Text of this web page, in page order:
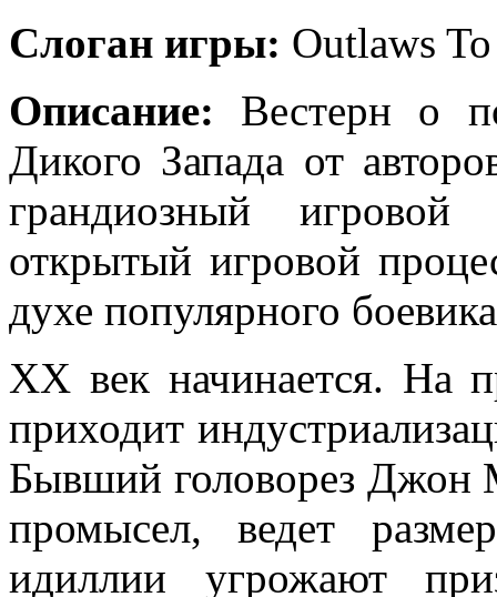
Слоган игры: Outlaws
Описание: Вестерн о
Дикого Запада от
грандиозный
открытый игровой
духе популярного
XX век начинается. На
приходит
Бывший головорез Джон
промысел, ведет
идиллии угрожают